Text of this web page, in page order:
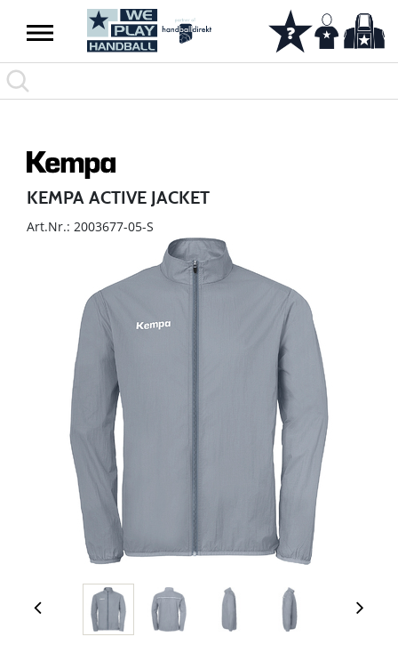
KEMPA ACTIVE JACKET
Art.Nr.: 2003677-05-S